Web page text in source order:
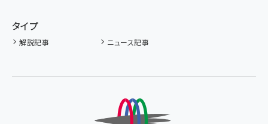
タイプ
解説記事 ニュース記事